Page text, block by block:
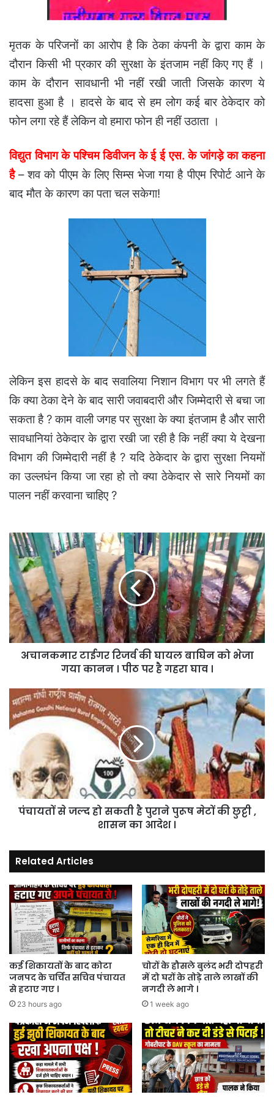
मृतक के परिजनों का आरोप है कि ठेका कंपनी के द्वारा काम के
दौरान किसी भी प्रकार की सुरक्षा के इंतजाम नहीं किए गए हैं ।
काम के दौरान सावधानी भी नहीं रखी जाती जिसके कारण ये
हादसा हुआ है । हादसे के बाद से हम लोग कई बार ठेकेदार को
फोन लगा रहे हैं लेकिन वो हमारा फोन ही नहीं उठाता ।
विद्युत विभाग के पश्चिम डिवीजन के ई ई एस. के जांगड़े का कहना
है – शव को पीएम के लिए सिम्स भेजा गया है पीएम रिपोर्ट आने के
बाद मौत के कारण का पता चल सकेगा!
लेकिन इस हादसे के बाद सवालिया निशान विभाग पर भी लगते हैं
कि क्या ठेका देने के बाद सारी जवाबदारी और जिम्मेदारी से बचा जा
सकता है ? काम वाली जगह पर सुरक्षा के क्या इंतजाम है और सारी
सावधानियां ठेकेदार के द्वारा रखी जा रही है कि नहीं क्या ये देखना
विभाग की जिम्मेदारी नहीं है ? यदि ठेकेदार के द्वारा सुरक्षा नियमों
का उल्लघंन किया जा रहा हो तो क्या ठेकेदार से सारे नियमों का
पालन नहीं करवाना चाहिए ?
अचानकमार
टाईगर
रिजर्व
की
घायल
बाघिन
को
भेजा
गया
कानन
है
गहरा
घाव
अचानकमार टाईगर रिजर्व की घायल बाघिन को भेजा
गया कानन । पीठ पर है गहरा घाव ।
पंचायतों
से
जल्द
हो
सकती
पुराने
पुरूष
मेटों
शासन
आदेश
।
पंचायतों से जल्द हो सकती है पुराने पुरूष मेटों की छुट्टी ,
शासन का आदेश ।
Related Articles
कई शिकायतों के बाद कोटा
जनपद के चर्चित सचिव पंचायत
से हटाए गए ।
23 hours ago
चोरों के हौसले बुलंद भरी दोपहरी
में दो घरों के तोड़े ताले लाखों की
नगदी ले भागे ।
1 week ago